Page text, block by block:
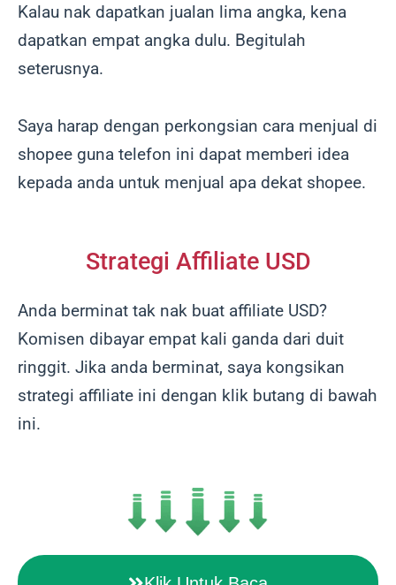
Kalau nak dapatkan jualan lima angka, kena
dapatkan empat angka dulu. Begitulah
seterusnya.
Saya harap dengan perkongsian cara menjual di
shopee guna telefon ini dapat memberi idea
kepada anda untuk menjual apa dekat shopee.
Strategi Affiliate USD
Anda berminat tak nak buat affiliate USD?
Komisen dibayar empat kali ganda dari duit
ringgit. Jika anda berminat, saya kongsikan
strategi affiliate ini dengan klik butang di bawah
ini.